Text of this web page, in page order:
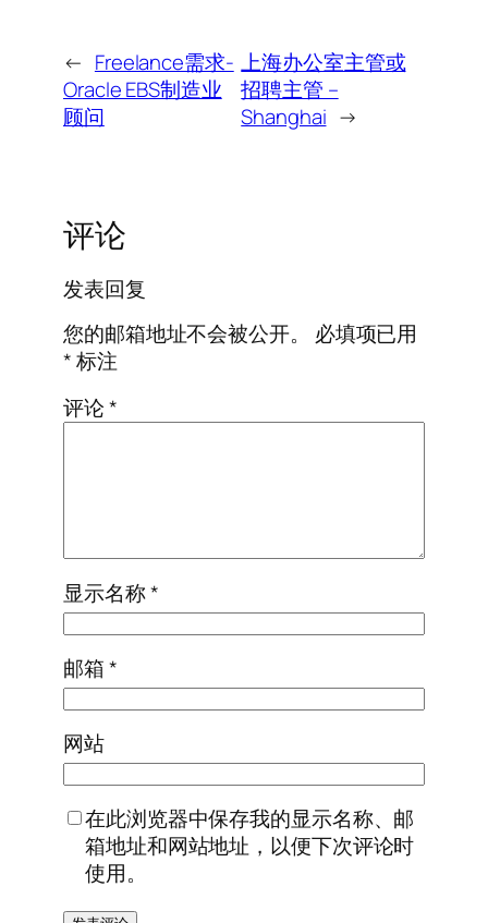
← Freelance需求-
Oracle EBS制造业
顾问
上海办公室主管或
招聘主管 –
Shanghai →
评论
发表回复
您的邮箱地址不会被公开。
必填项已用
*标注
评论*
显示名称*
邮箱*
网站
在此浏览器中保存我的显示名称、邮
箱地址和网站地址，以便下次评论时
使用。